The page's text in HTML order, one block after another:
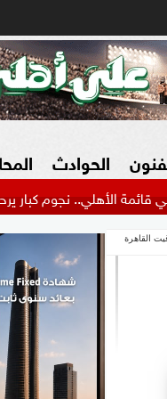
الحوادث
شكاوي المواطن
نجوم كبار يرحلون وإعارات
القاهرة